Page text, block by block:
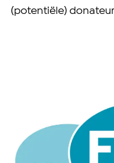
(potentiële)